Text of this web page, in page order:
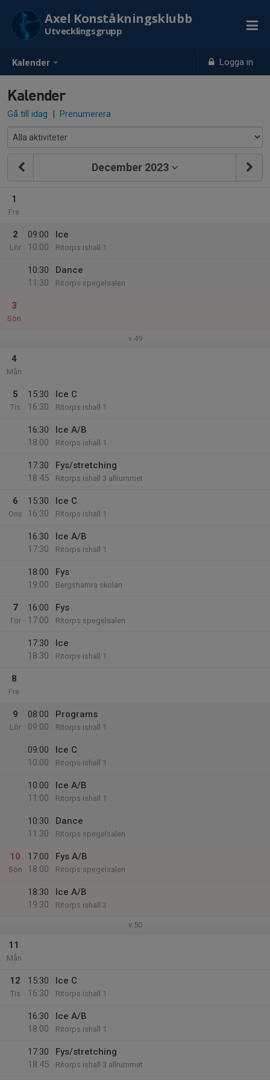
Kalender Logga in
Axel Konståkningsklubb
Utvecklingsgrupp
Kalender
Gå till idag | Prenumerera
December 2023
1
Fre
2
Lör
09:00
10:00
Ice
Ritorps ishall 1
10:30
11:30
Dance
Ritorps spegelsalen
3
Sön
v.49
4
Mån
5
Tis
15:30
16:30
Ice C
Ritorps ishall 1
16:30
18:00
Ice A/B
Ritorps ishall 1
17:30
18:45
Fys/stretching
Ritorps ishall 3 allrummet
6
Ons
15:30
16:30
Ice C
Ritorps ishall 1
16:30
17:30
Ice A/B
Ritorps ishall 1
18:00
19:00
Fys
Bergshamra skolan
7
Tor
16:00
17:00
Fys
Ritorps spegelsalen
17:30
18:30
Ice
Ritorps ishall 1
8
Fre
9
Lör
08:00
09:00
Programs
Ritorps ishall 1
09:00
10:00
Ice C
Ritorps ishall 1
10:00
11:00
Ice A/B
Ritorps ishall 1
10:30
11:30
Dance
Ritorps spegelsalen
10
Sön
17:00
18:00
Fys A/B
Ritorps spegelsalen
18:30
19:30
Ice A/B
Ritorps ishall 3
v.50
11
Mån
12
Tis
15:30
16:30
Ice C
Ritorps ishall 1
16:30
18:00
Ice A/B
Ritorps ishall 1
17:30
18:45
Fys/stretching
Ritorps ishall 3 allrummet